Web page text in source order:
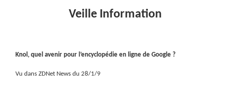
Veille Information
Knol, quel avenir pour l’encyclopédie en ligne de Google ?
Vu dans ZDNet News du 28/1/9